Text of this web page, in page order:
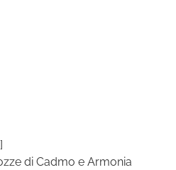
di Cadmo e Armonia